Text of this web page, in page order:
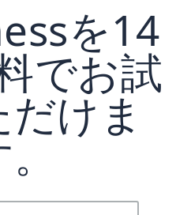
を14
でお試
だけま